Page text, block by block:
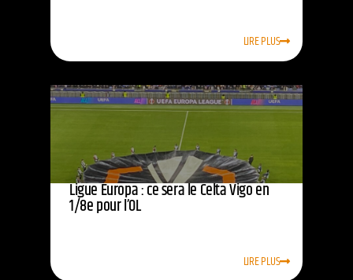
LIRE PLUS
Ligue Europa : ce sera le Celta Vigo en
1/8e pour l’OL
LIRE PLUS